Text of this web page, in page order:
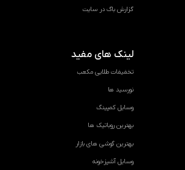
گزارش باگ در سایت
لینک های مفید
تخفیفات طلایی مکعب
نورسید ها
وسایل کمپینگ
بهترین روباتیک ها
بهترین گوشی های بازار
وسایل آشپزخونه